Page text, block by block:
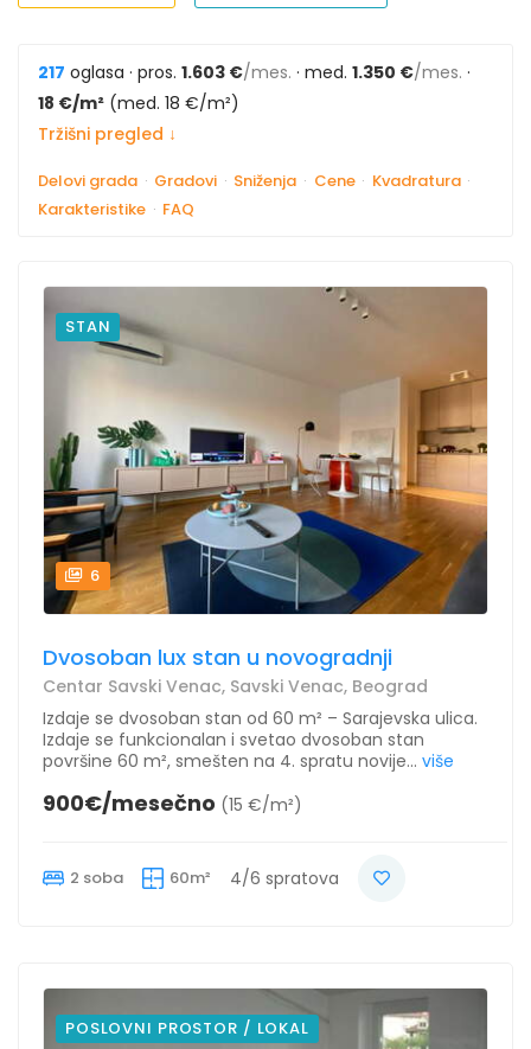
217 oglasa · pros. 1.603 €/mes. · med. 1.350 €/mes. ·
18 €/m² (med. 18 €/m²)
Tržišni pregled ↓
Delovi grada · Gradovi · Sniženja · Cene · Kvadratura ·
Karakteristike · FAQ
STAN
6
Dvosoban lux stan u novogradnji
Centar Savski Venac, Savski Venac, Beograd
Izdaje se dvosoban stan od 60 m² – Sarajevska ulica.
Izdaje se funkcionalan i svetao dvosoban stan
površine 60 m², smešten na 4. spratu novije... više
900€/mesečno (15 €/m²)
2 soba 60m² 4/6 spratova
POSLOVNI PROSTOR / LOKAL